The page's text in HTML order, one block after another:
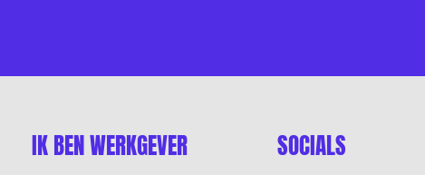
IK BEN WERKGEVER SOCIALS